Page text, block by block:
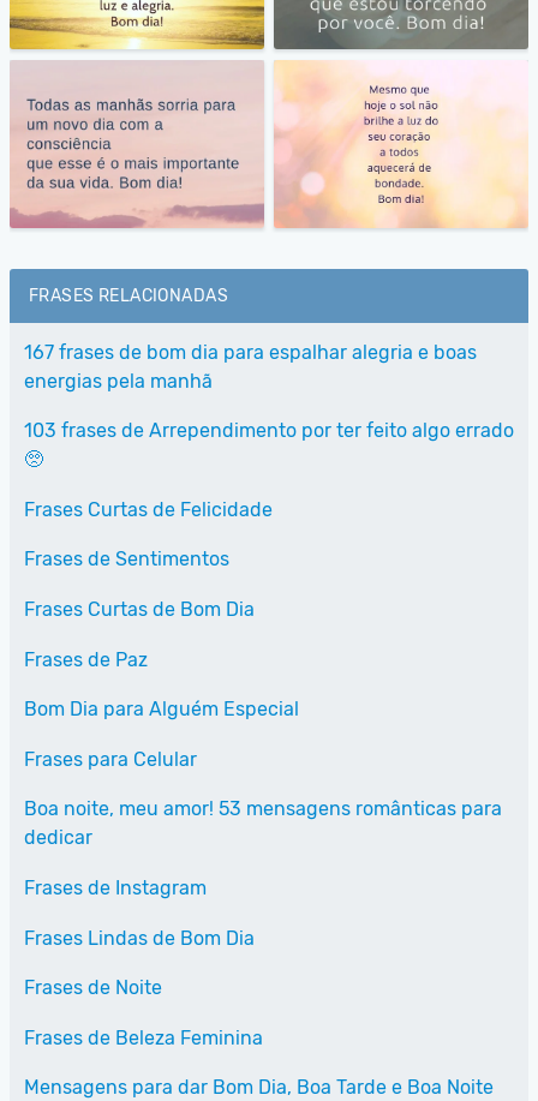
FRASES RELACIONADAS
167 frases de bom dia para espalhar alegria e boas
energias pela manhã
103 frases de Arrependimento por ter feito algo errado
🥺
Frases Curtas de Felicidade
Frases de Sentimentos
Frases Curtas de Bom Dia
Frases de Paz
Bom Dia para Alguém Especial
Frases para Celular
Boa noite, meu amor! 53 mensagens românticas para
dedicar
Frases de Instagram
Frases Lindas de Bom Dia
Frases de Noite
Frases de Beleza Feminina
Mensagens para dar Bom Dia, Boa Tarde e Boa Noite